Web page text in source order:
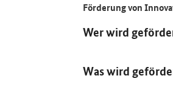
Förderung von
Wer wird
Was wird